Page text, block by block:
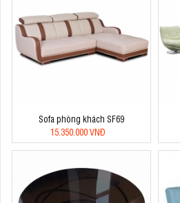
Sofa phòng khách SF69
15.350.000 VNĐ